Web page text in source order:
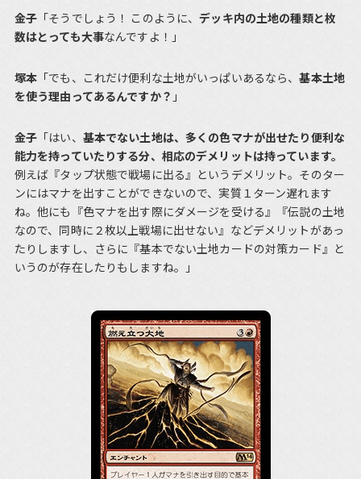
金子 「そうでしょう！ このように、デッキ内の土地の種類と枚
数はとっても大事なんですよ！」
塚本 「でも、これだけ便利な土地がいっぱいあるなら、基本土地
を使う理由ってあるんですか？ 」
金子 「はい、 基本でない土地は、多くの色マナが出せたり便利な
能力を持っていたりする分、相応のデメリットは持っています。
例えば『タップ状態で戦場に出る』というデメリット。そのター
ンにはマナを出すことができないので、実質１ターン遅れます
ね。他にも『色マナを出す際にダメージを受ける』『伝説の土地
なので、同時に２枚以上戦場に出せない』などデメリットがあっ
たりしますし、さらに『基本でない土地カードの対策カード』と
いうのが存在したりもしますね。」